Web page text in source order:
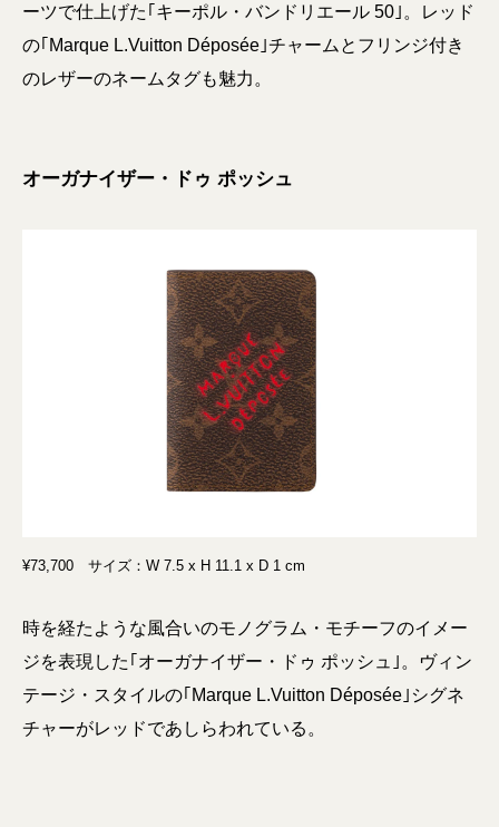
ーツで仕上げた｢キーポル・バンドリエール 50｣。レッド
の｢Marque L.Vuitton Déposée｣チャームとフリンジ付き
のレザーのネームタグも魅力。
オーガナイザー・ドゥ ポッシュ
¥73,700 サイズ：W 7.5 x H 11.1 x D 1 cm
時を経たような風合いのモノグラム・モチーフのイメー
ジを表現した｢オーガナイザー・ドゥ ポッシュ｣。ヴィン
テージ・スタイルの｢Marque L.Vuitton Déposée｣シグネ
チャーがレッドであしらわれている。